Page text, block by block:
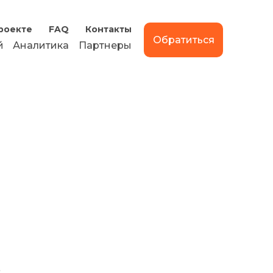
FAQ Контакты
Аналитика Партнеры Обратиться